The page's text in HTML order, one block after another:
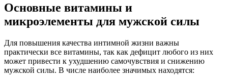
Основные витамины и
микроэлементы для мужской силы
Для повышения качества интимной жизни важны
практически все витамины, так как дефицит любого из них
может привести к ухудшению самочувствия и снижению
мужской силы. В числе наиболее значимых находятся: